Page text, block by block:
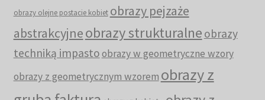
obrazy olejne postacie kobiet obrazy pejzaże
abstrakcyjneobrazy strukturalne obrazy
techniką impastoobrazy w geometryczne wzory
obrazy z geometrycznym wzorem obrazy z